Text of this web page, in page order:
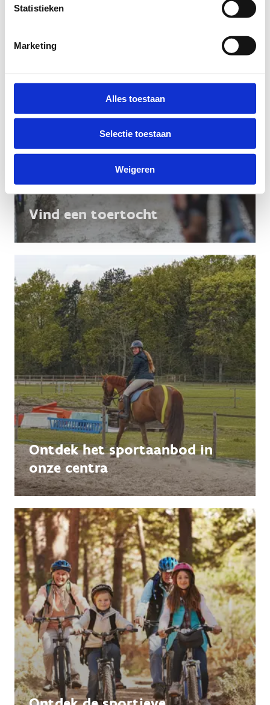
Statistieken
Marketing
Alles toestaan
Selectie toestaan
Weigeren
Vind een toertocht
Ontdek het sportaanbod in
onze centra